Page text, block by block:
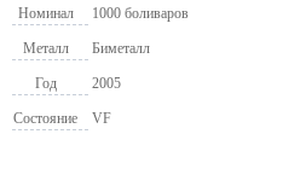
Номинал 1000 боливаров
Металл Биметалл
Год 2005
Состояние VF